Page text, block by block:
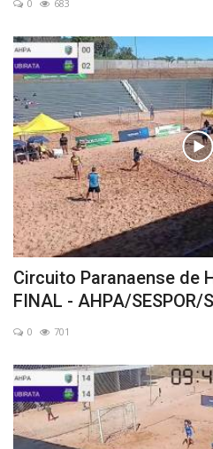
0 683
Circuito Paranaense de
FINAL - AHPA/SESPOR/
0 701